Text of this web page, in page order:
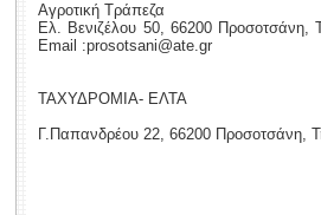
Αγροτική Τράπεζα
Eλ. Βενιζέλου 50, 66200
Email :prosotsani@ate.gr
ΤΑΧΥΔΡΟΜΙΑ- ΕΛΤΑ
Γ.Παπανδρέου 22, 66200 Προσοτσάνη,